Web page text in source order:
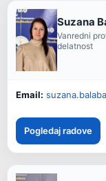
Suzana
Vanredni
delatnost
Email:
Pogledaj radove